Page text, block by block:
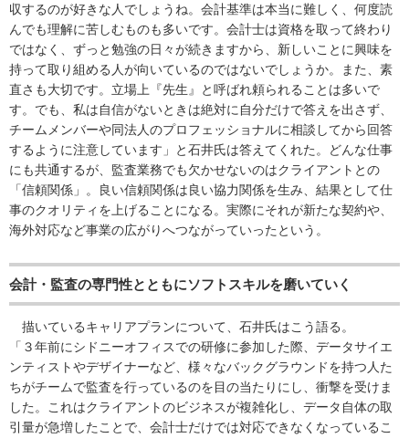
収するのが好きな人でしょうね。会計基準は本当に難しく、何度読
んでも理解に苦しむものも多いです。会計士は資格を取って終わり
ではなく、ずっと勉強の日々が続きますから、新しいことに興味を
持って取り組める人が向いているのではないでしょうか。また、素
直さも大切です。立場上『先生』と呼ばれ頼られることは多いで
す。でも、私は自信がないときは絶対に自分だけで答えを出さず、
チームメンバーや同法人のプロフェッショナルに相談してから回答
するように注意しています」と石井氏は答えてくれた。どんな仕事
にも共通するが、監査業務でも欠かせないのはクライアントとの
「信頼関係」。良い信頼関係は良い協力関係を生み、結果として仕
事のクオリティを上げることになる。実際にそれが新たな契約や、
海外対応など事業の広がりへつながっていったという。
会計・監査の専門性とともにソフトスキルを磨いていく
描いているキャリアプランについて、石井氏はこう語る。
「３年前にシドニーオフィスでの研修に参加した際、データサイエ
ンティストやデザイナーなど、様々なバックグラウンドを持つ人た
ちがチームで監査を行っているのを目の当たりにし、衝撃を受けま
した。これはクライアントのビジネスが複雑化し、データ自体の取
引量が急増したことで、会計士だけでは対応できなくなっているこ